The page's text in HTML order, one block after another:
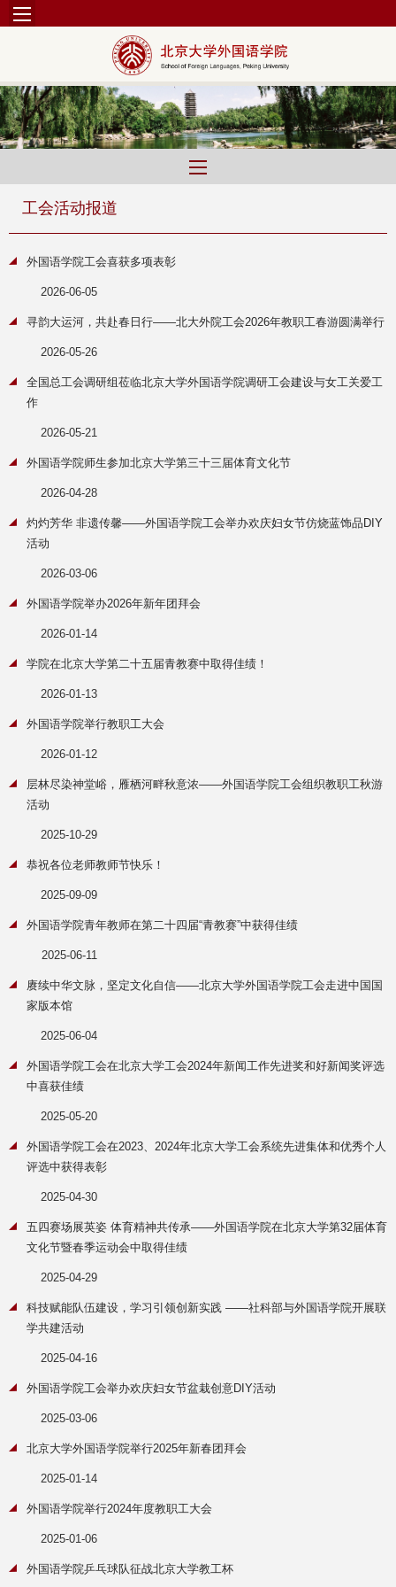
工会活动报道
外国语学院工会喜获多项表彰
2026-06-05
寻韵大运河，共赴春日行——北大外院工会2026年教职工春游圆满举行
2026-05-26
全国总工会调研组莅临北京大学外国语学院调研工会建设与女工关爱工
作
2026-05-21
外国语学院师生参加北京大学第三十三届体育文化节
2026-04-28
灼灼芳华 非遗传馨——外国语学院工会举办欢庆妇女节仿烧蓝饰品DIY
活动
2026-03-06
外国语学院举办2026年新年团拜会
2026-01-14
学院在北京大学第二十五届青教赛中取得佳绩！
2026-01-13
外国语学院举行教职工大会
2026-01-12
层林尽染神堂峪，雁栖河畔秋意浓——外国语学院工会组织教职工秋游
活动
2025-10-29
恭祝各位老师教师节快乐！
2025-09-09
外国语学院青年教师在第二十四届“青教赛”中获得佳绩
2025-06-11
赓续中华文脉，坚定文化自信——北京大学外国语学院工会走进中国国
家版本馆
2025-06-04
外国语学院工会在北京大学工会2024年新闻工作先进奖和好新闻奖评选
中喜获佳绩
2025-05-20
外国语学院工会在2023、2024年北京大学工会系统先进集体和优秀个人
评选中获得表彰
2025-04-30
五四赛场展英姿 体育精神共传承——外国语学院在北京大学第32届体育
文化节暨春季运动会中取得佳绩
2025-04-29
科技赋能队伍建设，学习引领创新实践 ——社科部与外国语学院开展联
学共建活动
2025-04-16
外国语学院工会举办欢庆妇女节盆栽创意DIY活动
2025-03-06
北京大学外国语学院举行2025年新春团拜会
2025-01-14
外国语学院举行2024年度教职工大会
2025-01-06
外国语学院乒乓球队征战北京大学教工杯